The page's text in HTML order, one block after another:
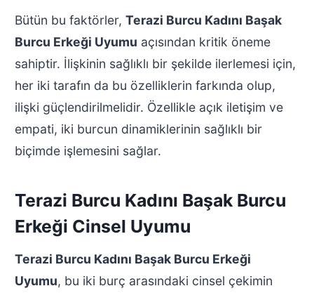
Bütün bu faktörler, Terazi Burcu Kadını Başak
Burcu Erkeği Uyumu açısından kritik öneme
sahiptir. İlişkinin sağlıklı bir şekilde ilerlemesi için,
her iki tarafın da bu özelliklerin farkında olup,
ilişki güçlendirilmelidir. Özellikle açık iletişim ve
empati, iki burcun dinamiklerinin sağlıklı bir
biçimde işlemesini sağlar.
Terazi Burcu Kadını Başak Burcu
Erkeği Cinsel Uyumu
Terazi Burcu Kadını Başak Burcu Erkeği
Uyumu, bu iki burç arasındaki cinsel çekimin